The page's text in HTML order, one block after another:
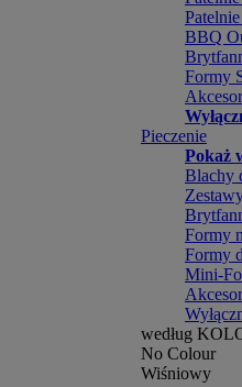
BBQ
Formy
Pieczenie
Pokaż
Blachy
Formy
Formy
Mini-
według
No Colour
Wiśniowy